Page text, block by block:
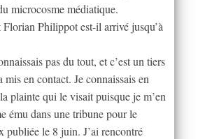
microcosme médiatique.
Philippot est-il arrivé jusqu’à
pas du tout, et c’est un tiers
mis en contact. Je connaissais en
plainte qui le visait puisque je m’en
ému dans une tribune pour le
publiée le 8 juin. J’ai rencontré